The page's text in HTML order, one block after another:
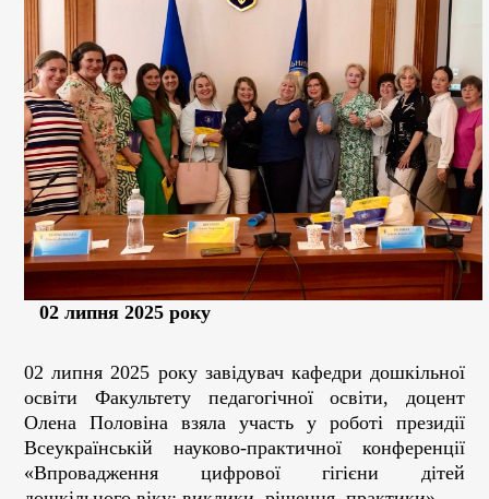
02 липня 2025 року
02 липня 2025 року завідувач кафедри дошкільної
освіти Факультету педагогічної освіти, доцент
Олена Половіна взяла участь у роботі президії
Всеукраїнській науково-практичної конференції
«Впровадження цифрової гігієни дітей